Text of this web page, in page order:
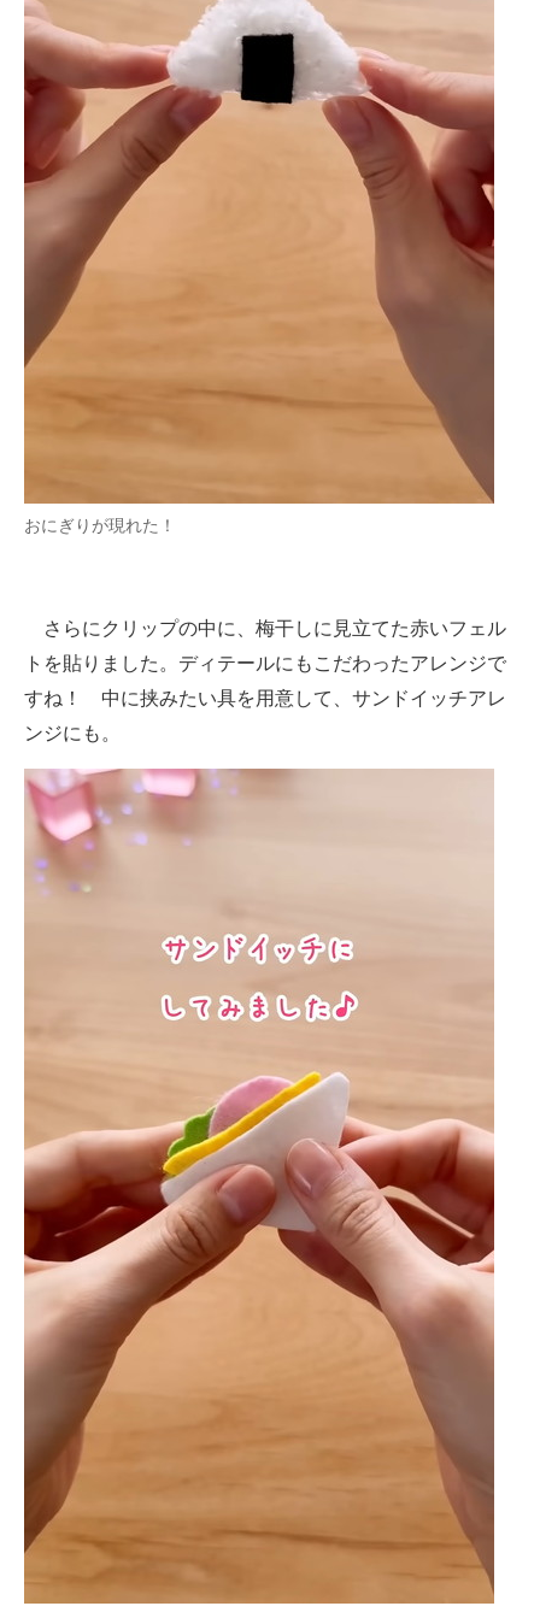
おにぎりが現れた！
さらにクリップの中に、梅干しに見立てた赤いフェル
トを貼りました。ディテールにもこだわったアレンジで
すね！ 中に挟みたい具を用意して、サンドイッチアレ
ンジにも。